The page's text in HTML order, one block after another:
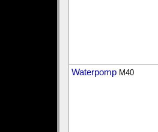
Waterpomp M40